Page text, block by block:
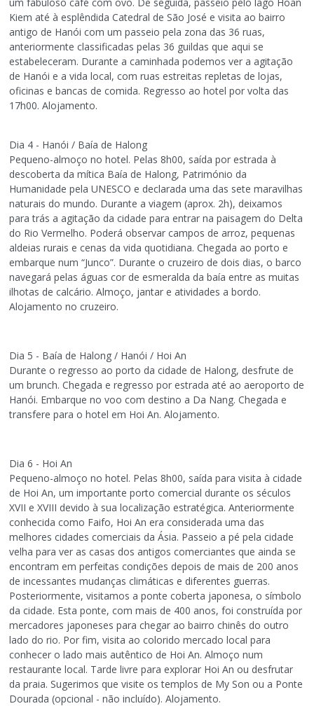
Kiem até à esplêndida Catedral de São José e visita ao bairro
antigo de Hanói com um passeio pela zona das 36 ruas,
anteriormente classificadas pelas 36 guildas que aqui se
estabeleceram. Durante a caminhada podemos ver a agitação
de Hanói e a vida local, com ruas estreitas repletas de lojas,
oficinas e bancas de comida. Regresso ao hotel por volta das
17h00. Alojamento.
Dia 4 - Hanói / Baía de Halong
Pequeno-almoço no hotel. Pelas 8h00, saída por estrada à
descoberta da mítica Baía de Halong, Património da
Humanidade pela UNESCO e declarada uma das sete maravilhas
naturais do mundo. Durante a viagem (aprox. 2h), deixamos
para trás a agitação da cidade para entrar na paisagem do Delta
do Rio Vermelho. Poderá observar campos de arroz, pequenas
aldeias rurais e cenas da vida quotidiana. Chegada ao porto e
embarque num “Junco”. Durante o cruzeiro de dois dias, o barco
navegará pelas águas cor de esmeralda da baía entre as muitas
ilhotas de calcário. Almoço, jantar e atividades a bordo.
Alojamento no cruzeiro.
Dia 5 - Baía de Halong / Hanói / Hoi An
Durante o regresso ao porto da cidade de Halong, desfrute de
um brunch. Chegada e regresso por estrada até ao aeroporto de
Hanói. Embarque no voo com destino a Da Nang. Chegada e
transfere para o hotel em Hoi An. Alojamento.
Dia 6 - Hoi An
Pequeno-almoço no hotel. Pelas 8h00, saída para visita à cidade
de Hoi An, um importante porto comercial durante os séculos
XVII e XVIII devido à sua localização estratégica. Anteriormente
conhecida como Faifo, Hoi An era considerada uma das
melhores cidades comerciais da Ásia. Passeio a pé pela cidade
velha para ver as casas dos antigos comerciantes que ainda se
encontram em perfeitas condições depois de mais de 200 anos
de incessantes mudanças climáticas e diferentes guerras.
Posteriormente, visitamos a ponte coberta japonesa, o símbolo
da cidade. Esta ponte, com mais de 400 anos, foi construída por
mercadores japoneses para chegar ao bairro chinês do outro
lado do rio. Por fim, visita ao colorido mercado local para
conhecer o lado mais autêntico de Hoi An. Almoço num
restaurante local. Tarde livre para explorar Hoi An ou desfrutar
da praia. Sugerimos que visite os templos de My Son ou a Ponte
Dourada (opcional - não incluído). Alojamento.